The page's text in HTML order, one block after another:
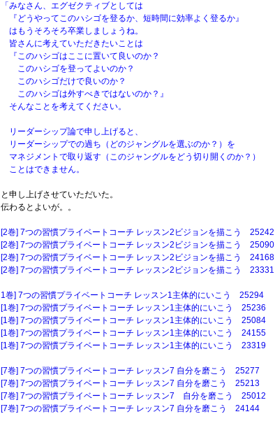
「みなさん、エグゼクティブとしては
『どうやってこのハシゴを登るか、短時間に効率よく登るか』
はもうそろそろ卒業しましょうね。
皆さんに考えていただきたいことは
『このハシゴはここに置いて良いのか？
このハシゴを登ってよいのか？
このハシゴだけで良いのか？
このハシゴは外すべきではないのか？』
そんなことを考えてください。
リーダーシップ論で申し上げると、
リーダーシップでの過ち（どのジャングルを選ぶのか？）を
マネジメントで取り返す（このジャングルをどう切り開くのか？）
ことはできません。
と申し上げさせていただいた。
伝わるとよいが。。
[2巻] 7つの習慣プライベートコーチ レッスン2ビジョンを描こう 25242
[2巻] 7つの習慣プライベートコーチ レッスン2ビジョンを描こう 25090
[2巻] 7つの習慣プライベートコーチ レッスン2ビジョンを描こう 24168
[2巻] 7つの習慣プライベートコーチ レッスン2ビジョンを描こう 23331
1巻] 7つの習慣プライベートコーチ レッスン1主体的にいこう 25294
[1巻] 7つの習慣プライベートコーチ レッスン1主体的にいこう 25236
[1巻] 7つの習慣プライベートコーチ レッスン1主体的にいこう 25084
[1巻] 7つの習慣プライベートコーチ レッスン1主体的にいこう 24155
[1巻] 7つの習慣プライベートコーチ レッスン1主体的にいこう 23319
[7巻] 7つの習慣プライベートコーチ レッスン7 自分を磨こう 25277
[7巻] 7つの習慣プライベートコーチ レッスン7 自分を磨こう 25213
[7巻] 7つの習慣プライベートコーチ レッスン7 自分を磨こう 25012
[7巻] 7つの習慣プライベートコーチ レッスン7 自分を磨こう 24144